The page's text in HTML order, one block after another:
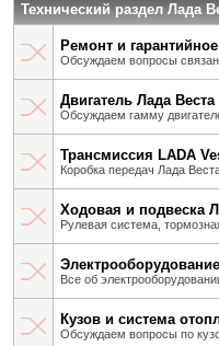
Технический раздел Лада
Ремонт и
Обсуждаем вопросы
Двигатель Лада
Обсуждаем гамму
Трансмиссия LADA
Коробка передач Лада
Ходовая и подвеска
Рулевая система,
Все об
Кузов и система
Обсуждаем вопросы по